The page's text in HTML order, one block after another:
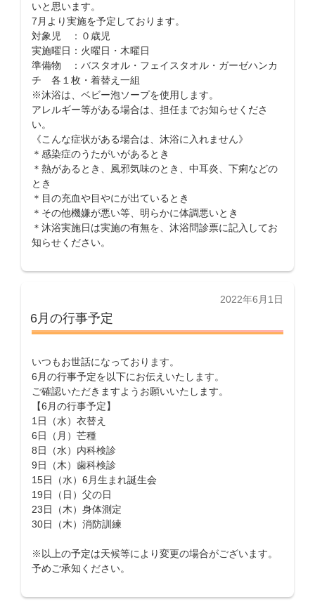
いと思います。
7月より実施を予定しております。
対象児 ：０歳児
実施曜日：火曜日・木曜日
準備物 ：バスタオル・フェイスタオル・ガーゼハンカ
チ 各１枚・着替え一組
※沐浴は、ベビー泡ソープを使用します。
アレルギー等がある場合は、担任までお知らせくださ
い。
《こんな症状がある場合は、沐浴に入れません》
＊感染症のうたがいがあるとき
＊熱があるとき、風邪気味のとき、中耳炎、下痢などの
とき
＊目の充血や目やにが出ているとき
＊その他機嫌が悪い等、明らかに体調悪いとき
＊沐浴実施日は実施の有無を、沐浴問診票に記入してお
知らせください。
投
日:
2022年6月1日
6月の行事予定
いつもお世話になっております。
6月の行事予定を以下にお伝えいたします。
ご確認いただきますようお願いいたします。
【6月の行事予定】
1日（水）衣替え
6日（月）芒種
8日（水）内科検診
9日（木）歯科検診
15日（水）6月生まれ誕生会
19日（日）父の日
23日（木）身体測定
30日（木）消防訓練
※以上の予定は天候等により変更の場合がございます。
予めご承知ください。